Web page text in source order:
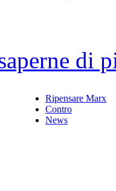
di
Ripensare Marx
Contro
News